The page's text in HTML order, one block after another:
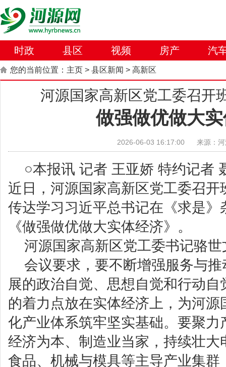
时政 县区 视频 房产 汽
您的当前位置： 主页 > 县区新闻 > 高新区
河源国家高新区党工委召开
做强做优做大
2026-06-03 16:17:00 来源：
○本报讯 记者 王亚娇 特约记者
近日，河源国家高新区党工委召
传达学习习近平总书记在《求是》
《做强做优做大实体经济》。
河源国家高新区党工委书记骆
会议要求，要不断增强服务与
展的政治自觉、思想自觉和行动
的着力点放在实体经济上，为河
化产业体系筑牢坚实基础。要聚力
经济为本、制造业当家，持续壮大
食品、机械与模具等主导产业集群